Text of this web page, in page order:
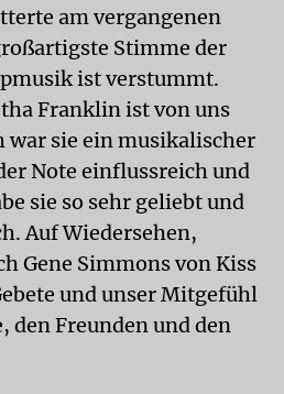
am vergangenen
Stimme der
ist verstummt.
Franklin ist von uns
war sie ein musikalischer
Note einflussreich und
sie so sehr geliebt und
Auf Wiedersehen,
Gene Simmons von Kiss
und unser Mitgefühl
den Freunden und den